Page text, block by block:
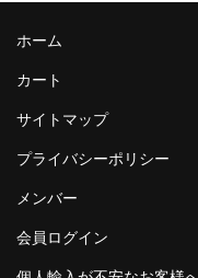
ホーム
カート
サイトマップ
プライバシーポリシー
メンバー
会員ログイン